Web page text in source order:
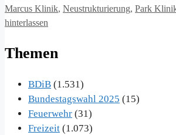
Marcus Klinik, Neustrukturierung, Park
hinterlassen
Themen
BDiB (1.531)
Bundestagswahl 2025 (15)
Feuerwehr (31)
Freizeit (1.073)